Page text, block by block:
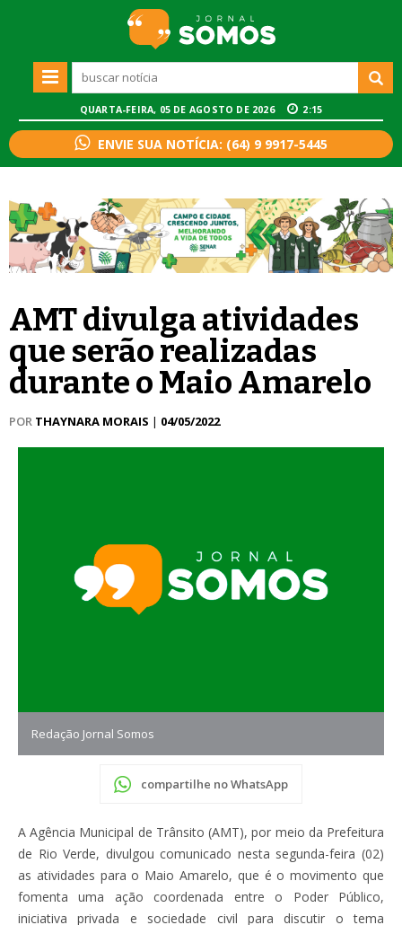
QUARTA-FEIRA, 05 DE AGOSTO DE 2026 2:15
ENVIE SUA NOTÍCIA: (64) 9 9917-5445
AMT divulga atividades
que serão realizadas
durante o Maio Amarelo
POR THAYNARA MORAIS | 04/05/2022
Redação Jornal Somos
compartilhe no WhatsApp
A Agência Municipal de Trânsito (AMT), por meio da Prefeitura
de Rio Verde, divulgou comunicado nesta segunda-feira (02)
as atividades para o Maio Amarelo, que é o movimento que
fomenta uma ação coordenada entre o Poder Público,
iniciativa privada e sociedade civil para discutir o tema